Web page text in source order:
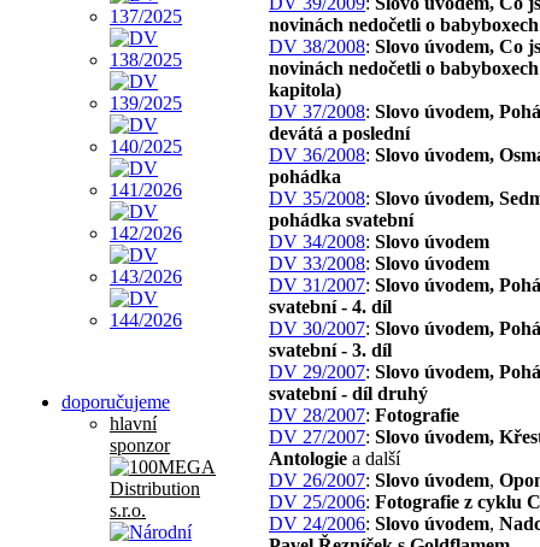
doporučujeme
hlavní
sponzor
novinách nedočetli o babyboxech
DV 38/2008: Slovo úvodem, Co
novinách nedočetli o
kapitola)
DV 37/2008: Slovo úvodem,
devátá a poslední
DV 36/2008: Slovo úvodem,
pohádka
DV 35/2008: Slovo úvodem,
pohádka svatební
DV 34/2008: Slovo úvodem
DV 33/2008: Slovo úvodem
DV 31/2007: Slovo úvodem,
svatební - 4. díl
DV 30/2007: Slovo úvodem,
svatební - 3. díl
DV 29/2007: Slovo úvodem,
svatební - díl druhý
DV 28/2007: Fotografie
DV 27/2007: Slovo úvodem,
Antologie a další
DV 26/2007: Slovo úvodem,
DV 25/2006: Fotografie z cyklu
DV 24/2006: Slovo úvodem,